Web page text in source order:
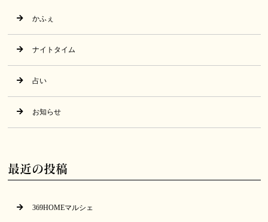
かふぇ
ナイトタイム
占い
お知らせ
最近の投稿
369HOMEマルシェ